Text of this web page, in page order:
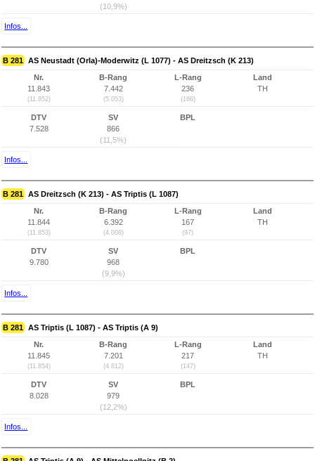
(10,9%)
Infos...
B 281 AS Neustadt (Orla)-Moderwitz (L 1077) - AS Dreitzsch (K 213)
Nr.
11.843
(11.852)
B-Rang
7.442
(5.053)
L-Rang
236
(166)
Land
TH
DTV
7.528
SV
866
(11,5%)
BPL
Infos...
B 281 AS Dreitzsch (K 213) - AS Triptis (L 1087)
Nr.
11.844
(11.853)
B-Rang
6.392
(4.008)
L-Rang
167
(97)
Land
TH
DTV
9.780
SV
968
(9,9%)
BPL
Infos...
B 281 AS Triptis (L 1087) - AS Triptis (A 9)
Nr.
11.845
(11.854)
B-Rang
7.201
(4.812)
L-Rang
217
(147)
Land
TH
DTV
8.028
SV
979
(12,2%)
BPL
Infos...